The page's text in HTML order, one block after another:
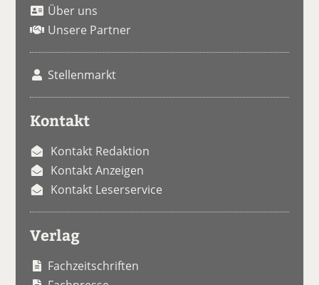
Über uns
Unsere Partner
Stellenmarkt
Kontakt
Kontakt Redaktion
Kontakt Anzeigen
Kontakt Leserservice
Verlag
Fachzeitschriften